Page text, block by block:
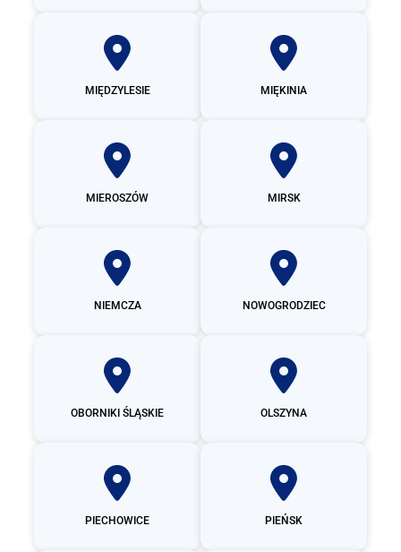
MIĘDZYLESIE MIĘKINIA
MIEROSZÓW MIRSK
NIEMCZA NOWOGRODZIEC
OBORNIKI ŚLĄSKIE OLSZYNA
PIECHOWICE PIEŃSK